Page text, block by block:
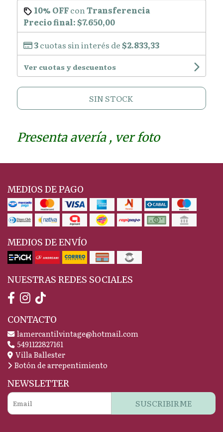
10% OFFcon Transferencia
Precio final:$7.650,00
3cuotas sin interés de$2.833,33
Ver cuotas y descuentos
SIN STOCK
Presenta avería , ver foto
MEDIOS DE PAGO
MEDIOS DE ENVÍO
NUESTRAS REDES SOCIALES
CONTACTO
lamercantilvintage@hotmail.com
5491122827161
Villa Ballester
Botón de arrepentimiento
NEWSLETTER
SUSCRIBIRME